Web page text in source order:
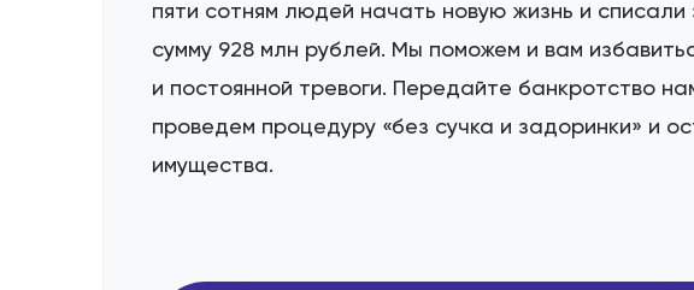
пяти сотням людей начать новую жизнь и
сумму 928 млн рублей. Мы поможем и вам
и постоянной тревоги. Передайте банкротство
проведем процедуру «без сучка и задоринки» и
имущества.